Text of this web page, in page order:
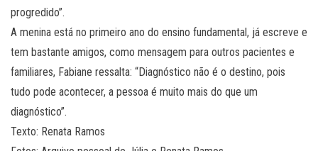
progredido”.
A menina está no primeiro ano do ensino fundamental, já escreve e
tem bastante amigos, como mensagem para outros pacientes e
familiares, Fabiane ressalta: “Diagnóstico não é o destino, pois
tudo pode acontecer, a pessoa é muito mais do que um
diagnóstico”.
Texto: Renata Ramos